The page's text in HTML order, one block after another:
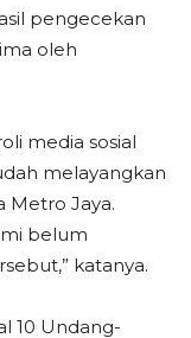
pengecekan
oleh
media sosial
melayangkan
Metro Jaya.
belum
katanya.
10 Undang-